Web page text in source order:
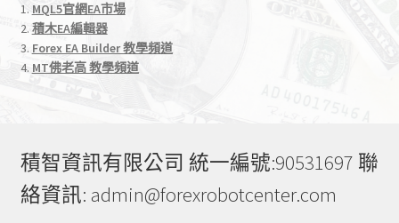
1. MQL5官網EA市場
2. 積木EA編輯器
3. Forex EA Builder 教學頻道
4. MT佛老高 教學頻道
積智資訊有限公司 統一編號:90531697 聯
絡資訊: admin@forexrobotcenter.com